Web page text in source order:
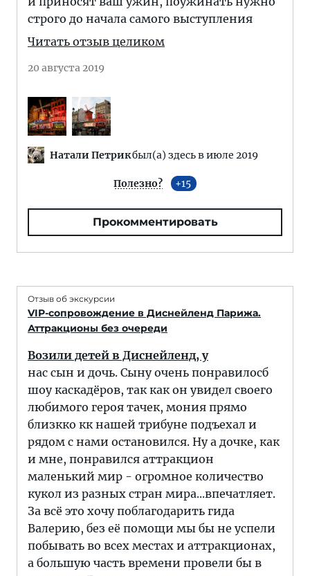
строго до начала самого выступления
Читать отзыв целиком
20 августа 2019
Натали Петрикбыл(а) здесь в июле 2019
Полезно? 15
Прокомментировать
Отзыв об экскурсии
VIP-сопровождение в Диснейленд Парижа.
Аттракционы без очереди
Возили детей в Диснейленд, у
нас сын и дочь. Сыну очень понравилосб
шоу каскадёров, так как он увидел своего
любимого героя тачек, мония прямо
близкко кк нашей трибуне подъехал и
рядом с нами остановился. Ну а дочке, как
и мне, понравился аттракцион
маленький мир - огромное количество
кукол из разных стран мира...впечатляет.
За всё это хочу поблагодарить гида
Валерию, без её помощи мы бы не успели
побывать во всех местах и аттракционах,
а большую часть времени провели бы в